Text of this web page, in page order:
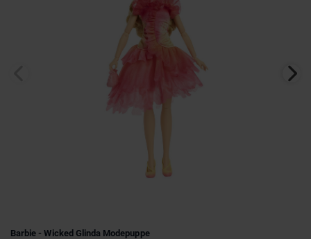
Barbie - Wicked Glinda Modepuppe